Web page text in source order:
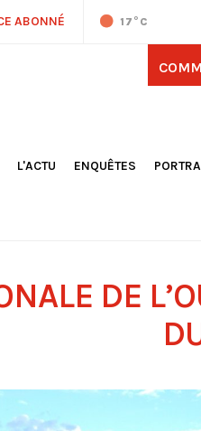
ABONNÉ 17 °C
L'ACTU
CULTURE
PLANÈTE
ENQUÊTES
DE